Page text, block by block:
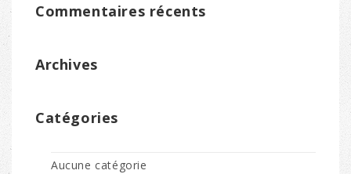
Commentaires récents
Archives
Catégories
Aucune catégorie